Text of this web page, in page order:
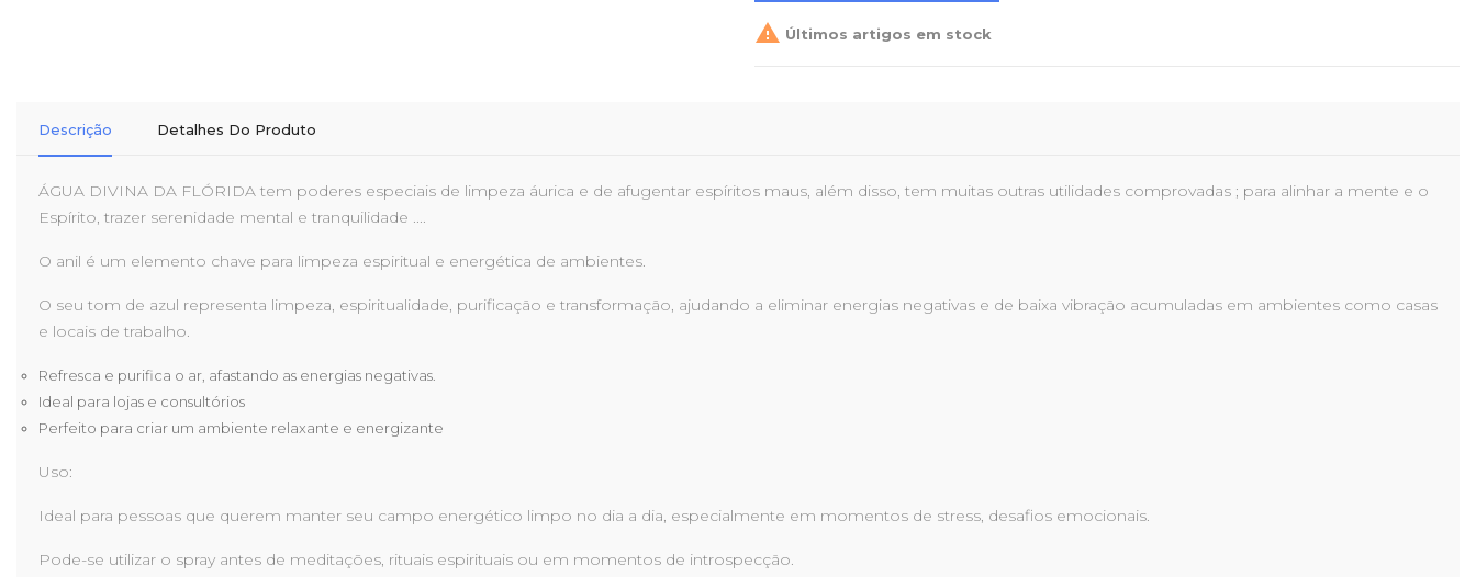
 Últimos artigos em stock
Descrição Detalhes Do Produto
ÁGUA DIVINA DA FLÓRIDA tem poderes especiais de limpeza áurica e de afugentar espíritos maus, além disso, tem muitas outras utilidades comprovadas ; para alinhar a mente e o
Espírito, trazer serenidade mental e tranquilidade ....
O anil é um elemento chave para limpeza espiritual e energética de ambientes.
O seu tom de azul representa limpeza, espiritualidade, purificação e transformação, ajudando a eliminar energias negativas e de baixa vibração acumuladas em ambientes como casas
e locais de trabalho.
Refresca e purifica o ar, afastando as energias negativas.
Ideal para lojas e consultórios
Perfeito para criar um ambiente relaxante e energizante
Uso:
Ideal para pessoas que querem manter seu campo energético limpo no dia a dia, especialmente em momentos de stress, desafios emocionais.
Pode-se utilizar o spray antes de meditações, rituais espirituais ou em momentos de introspecção.